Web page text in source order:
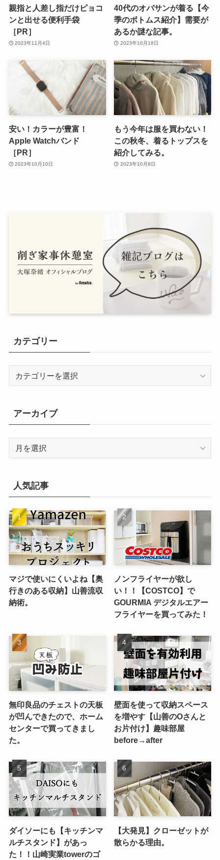
親指と人差し指だけピョコ
ンと出せる便利手袋
［PR］
2023年11月4日
40代のオバサンが着る【今
季のボトムス紹介】需要が
あるか謎な記事。
2023年10月18日
安い！カラーが豊富！
Apple Watchバンド
［PR］
2023年10月10日
もう今年は服を買わない！
この秋冬、着るトップスを
紹介してみる。
2023年10月8日
カテゴリー
ー
アーカイブ
ブ
人気記事
マジで使いにくいよね【奥
行きのある収納】山善流収
納術。
ノンフライヤーが欲し
い！！【COSTCO】で
GOURMIA デジタルエアー
フライヤーを買ってみた！
無印良品のチェストの天板
が凹んできたので、ホーム
センターで買ってきまし
た。
壁面を使って収納スペース
を増やす【山善のOさんと
お片付け】趣味部屋
before→after
ダイソーにも【キッチンマ
ルチスタンド】があっ
た！！山崎実業towerのゴ
【大発見】クローゼットが
散らかる理由。